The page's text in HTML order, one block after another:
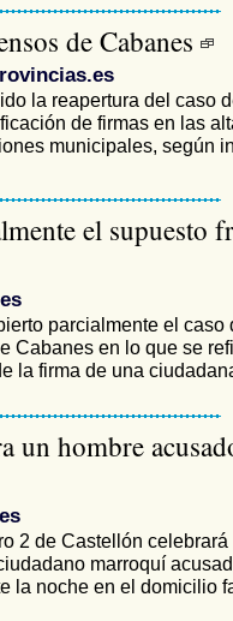
de Cabanes
la reapertura del caso
de firmas en las
municipales, según
el supuesto
parcialmente el caso
Cabanes en lo que se
la firma de una
un hombre
2 de Castellón celebrará
marroquí
la noche en el domicilio